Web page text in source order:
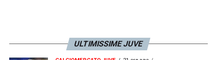
ULTIMISSIME JUVE